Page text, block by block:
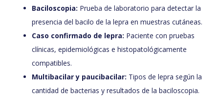
Baciloscopia: Prueba de laboratorio para detectar la
presencia del bacilo de la lepra en muestras cutáneas.
Caso confirmado de lepra: Paciente con pruebas
clínicas, epidemiológicas e histopatológicamente
compatibles.
Multibacilar y paucibacilar: Tipos de lepra según la
cantidad de bacterias y resultados de la baciloscopia.